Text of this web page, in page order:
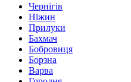
Чернігів
Ніжин
Прилуки
Бахмач
Бобровиця
Борзна
Варва